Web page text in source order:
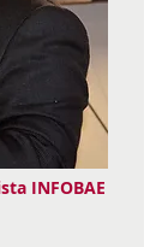
INFOBAE